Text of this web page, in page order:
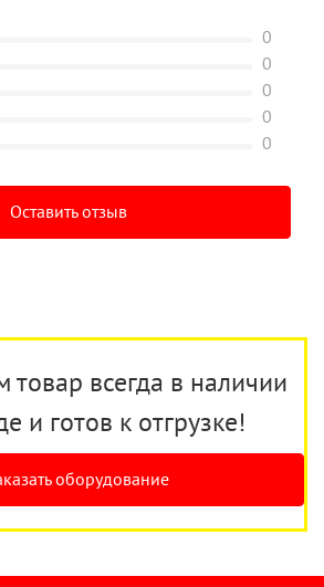
0
0
0
0
0
Оставить отзыв
всегда в наличии
и готов к отгрузке!
оборудование